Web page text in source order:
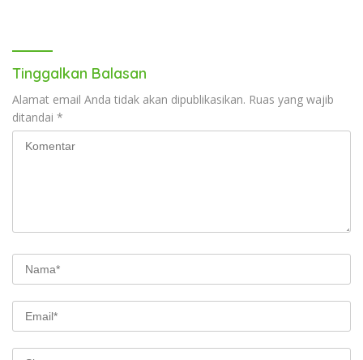
Tinggalkan Balasan
Alamat email Anda tidak akan dipublikasikan. Ruas yang wajib
ditandai *